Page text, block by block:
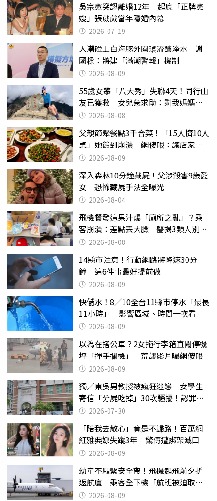
吳宗憲突認離婚12年 起底「正牌憲
嫂」張葳葳當年隱婚內幕
2026-07-19
大潮碰上白海豚外圍環流釀淹水 謝
國樑：將建「滿潮警報」機制
2026-08-09
55歲女攀「八大秀」失聯4天！同行山
友已獲救 女兒急求助：剩我媽媽還
沒找到
2026-08-08
父親節聚餐點3千合菜！「15人擠10人
桌」她餓到崩潰 網傻眼：讓店家看
笑話2026-08-09
深入森林10分鐘藏屍！父涉殺害9歲愛
女 恐怖藏屍手法全曝光
2026-08-04
飛機餐發這果汁爆「廁所之亂」？乘
客崩潰：差點丟大臉 醫揭3類人別亂
喝 2026-08-08
14縣市注意！行動網路將降速30分
鐘 這6件事最好提前做
2026-08-09
快儲水！8／10全台11縣市停水「最長
11小時」 影響區域、時間一次看
2026-08-09
以為在搭公車？2女拖行李箱直闖停機
坪「揮手攔機」 荒謬影片曝網傻眼
2026-08-09
獨／東吳男教授被瘋狂迷戀 女學生
寄信「分屍吃掉」30次騷擾！認罪免
關 2026-07-30
「陪我去散心」竟是不歸路！百萬網
紅雅典娜失蹤3年 驚傳遭綁架滅口
2026-08-09
幼童不願繫安全帶！飛機起飛前夕折
返航廈 乘客全下機「航班被迫取
消」2026-08-09